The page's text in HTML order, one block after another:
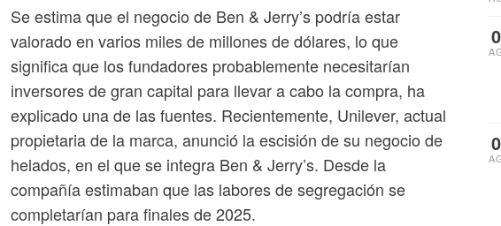
Se estima que el negocio de Ben & Jerry’s podría estar
valorado en varios miles de millones de dólares, lo que
significa que los fundadores probablemente necesitarían
inversores de gran capital para llevar a cabo la compra, ha
explicado una de las fuentes. Recientemente, Unilever, actual
propietaria de la marca, anunció la escisión de su negocio de
helados, en el que se integra Ben & Jerry’s. Desde la
compañía estimaban que las labores de segregación se
completarían para finales de 2025.